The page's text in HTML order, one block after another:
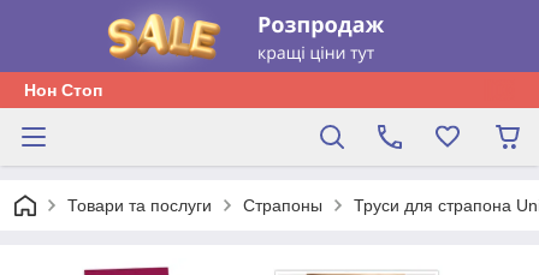
Нон Стоп
Товари та послуги Страпоны Труси для страпона